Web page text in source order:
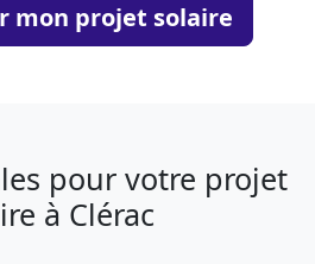
mon projet solaire
pour votre projet
à Clérac